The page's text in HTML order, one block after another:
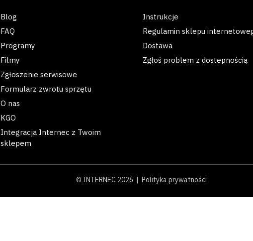
Blog
FAQ
Programy
Filmy
Zgłoszenie serwisowe
Formularz zwrotu sprzętu
O nas
KGO
Integracja Internec z Twoim
sklepem
Instrukcje
Regulamin sklepu
Dostawa
Zgłoś problem z dostępnością
© INTERNEC 2026 |Polityka prywatności